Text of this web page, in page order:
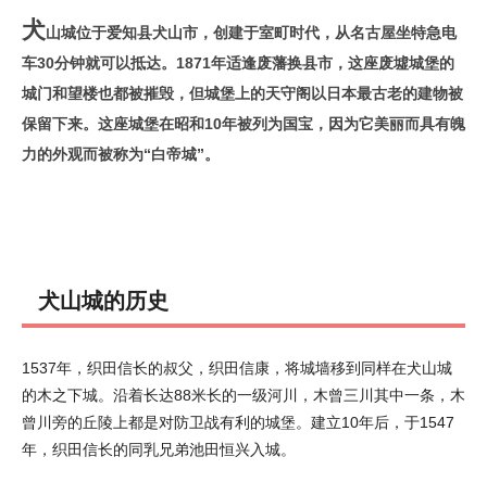
犬山城位于爱知县犬山市，创建于室町时代，从名古屋坐特急电
车30分钟就可以抵达。1871年适逢废藩换县市，这座废墟城堡的
城门和望楼也都被摧毁，但城堡上的天守阁以日本最古老的建物被
保留下来。这座城堡在昭和10年被列为国宝，因为它美丽而具有魄
力的外观而被称为“白帝城”。
犬山城的历史
1537年，织田信长的叔父，织田信康，将城墙移到同样在犬山城
的木之下城。沿着长达88米长的一级河川，木曾三川其中一条，木
曾川旁的丘陵上都是对防卫战有利的城堡。建立10年后，于1547
年，织田信长的同乳兄弟池田恒兴入城。